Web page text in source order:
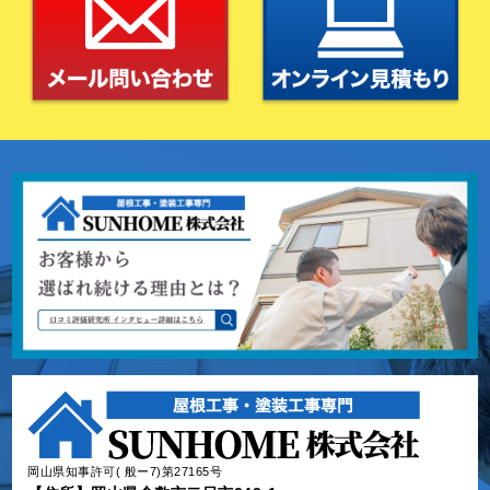
岡山県知事許可( 般ー7)第27165号